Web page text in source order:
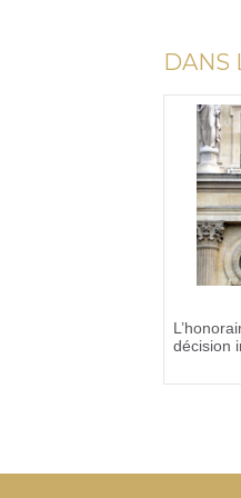
DANS
décision